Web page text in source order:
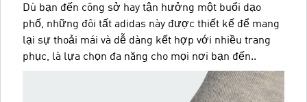
Dù bạn đến công sở hay tận hưởng một buổi dạo
phố, những đôi tất adidas này được thiết kế để mang
lại sự thoải mái và dễ dàng kết hợp với nhiều trang
phục, là lựa chọn đa năng cho mọi nơi bạn đến..